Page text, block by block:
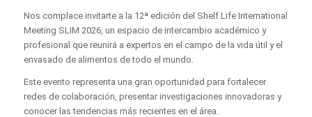
Nos complace invitarte a la 12ª edición del Shelf Life International
Meeting SLIM 2026, un espacio de intercambio académico y
profesional que reunirá a expertos en el campo de la vida útil y el
envasado de alimentos de todo el mundo.
Este evento representa una gran oportunidad para fortalecer
redes de colaboración, presentar investigaciones innovadoras y
conocer las tendencias más recientes en el área.